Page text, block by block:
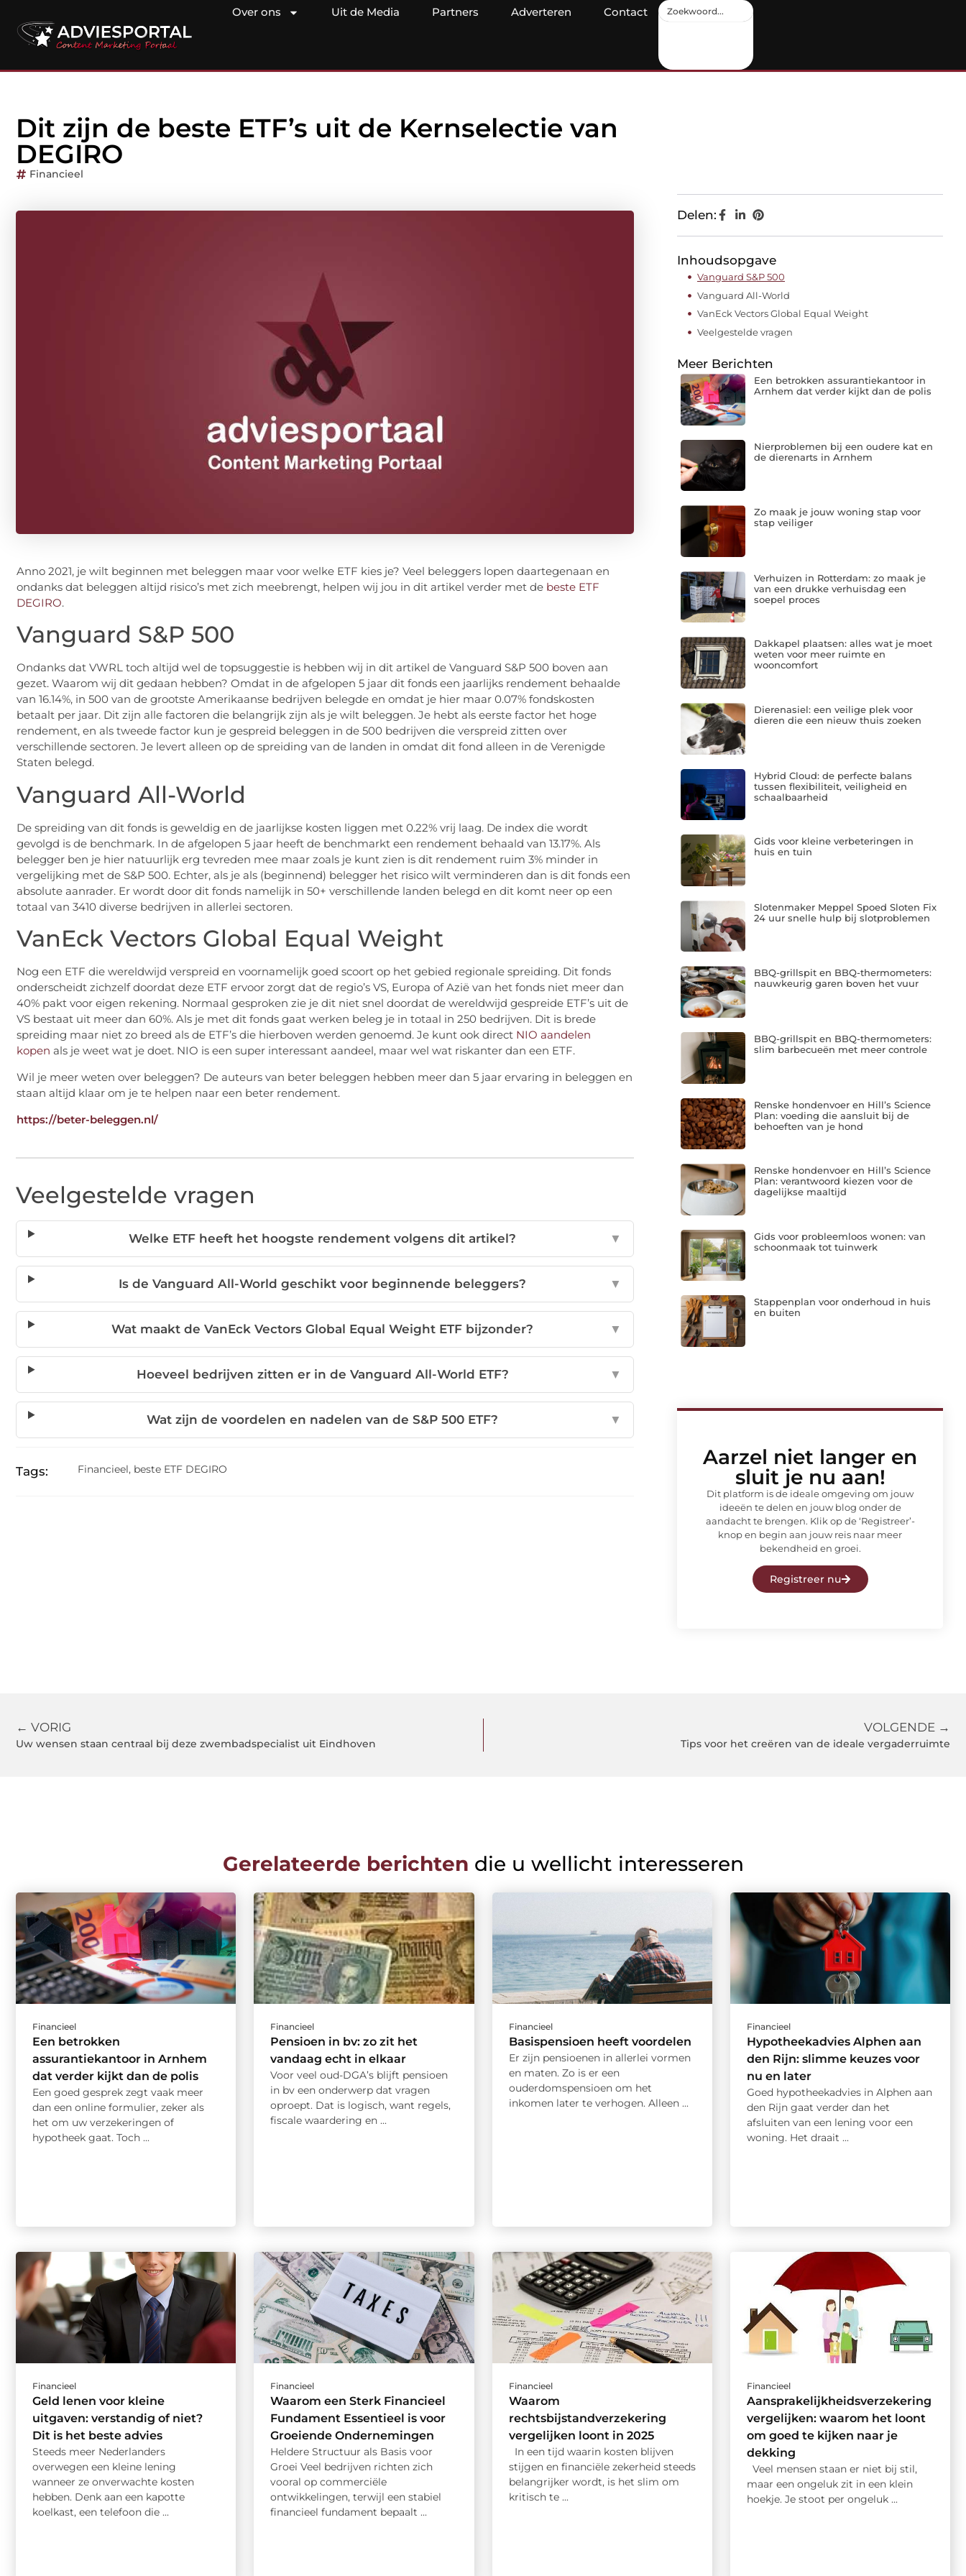
Over ons Uit de Media Partners Adverteren Contact
Dit zijn de beste ETF’s uit de Kernselectie van
DEGIRO
Financieel
Anno 2021, je wilt beginnen met beleggen maar voor welke ETF kies je? Veel beleggers lopen daartegenaan en
ondanks dat beleggen altijd risico’s met zich meebrengt, helpen wij jou in dit artikel verder met de beste ETF
DEGIRO.
Vanguard S&P 500
Ondanks dat VWRL toch altijd wel de topsuggestie is hebben wij in dit artikel de Vanguard S&P 500 boven aan
gezet. Waarom wij dit gedaan hebben? Omdat in de afgelopen 5 jaar dit fonds een jaarlijks rendement behaalde
van 16.14%, in 500 van de grootste Amerikaanse bedrijven belegde en omdat je hier maar 0.07% fondskosten
betaalt per jaar. Dit zijn alle factoren die belangrijk zijn als je wilt beleggen. Je hebt als eerste factor het hoge
rendement, en als tweede factor kun je gespreid beleggen in de 500 bedrijven die verspreid zitten over
verschillende sectoren. Je levert alleen op de spreiding van de landen in omdat dit fond alleen in de Verenigde
Staten belegd.
Vanguard All-World
De spreiding van dit fonds is geweldig en de jaarlijkse kosten liggen met 0.22% vrij laag. De index die wordt
gevolgd is de benchmark. In de afgelopen 5 jaar heeft de benchmarkt een rendement behaald van 13.17%. Als
belegger ben je hier natuurlijk erg tevreden mee maar zoals je kunt zien is dit rendement ruim 3% minder in
vergelijking met de S&P 500. Echter, als je als (beginnend) belegger het risico wilt verminderen dan is dit fonds een
absolute aanrader. Er wordt door dit fonds namelijk in 50+ verschillende landen belegd en dit komt neer op een
totaal van 3410 diverse bedrijven in allerlei sectoren.
VanEck Vectors Global Equal Weight
Nog een ETF die wereldwijd verspreid en voornamelijk goed scoort op het gebied regionale spreiding. Dit fonds
onderscheidt zichzelf doordat deze ETF ervoor zorgt dat de regio’s VS, Europa of Azië van het fonds niet meer dan
40% pakt voor eigen rekening. Normaal gesproken zie je dit niet snel doordat de wereldwijd gespreide ETF’s uit de
VS bestaat uit meer dan 60%. Als je met dit fonds gaat werken beleg je in totaal in 250 bedrijven. Dit is brede
spreiding maar niet zo breed als de ETF’s die hierboven werden genoemd. Je kunt ook direct NIO aandelen
kopen als je weet wat je doet. NIO is een super interessant aandeel, maar wel wat riskanter dan een ETF.
Wil je meer weten over beleggen? De auteurs van beter beleggen hebben meer dan 5 jaar ervaring in beleggen en
staan altijd klaar om je te helpen naar een beter rendement.
https://beter-beleggen.nl/
Veelgestelde vragen
Welke ETF heeft het hoogste rendement volgens dit artikel? ▼
Is de Vanguard All-World geschikt voor beginnende beleggers? ▼
Wat maakt de VanEck Vectors Global Equal Weight ETF bijzonder? ▼
Hoeveel bedrijven zitten er in de Vanguard All-World ETF? ▼
Wat zijn de voordelen en nadelen van de S&P 500 ETF? ▼
Tags: Financieel, beste ETF DEGIRO
Delen:
Inhoudsopgave
Vanguard S&P 500
Vanguard All-World
VanEck Vectors Global Equal Weight
Veelgestelde vragen
Meer Berichten
Een betrokken assurantiekantoor in
Arnhem dat verder kijkt dan de polis
Nierproblemen bij een oudere kat en
de dierenarts in Arnhem
Zo maak je jouw woning stap voor
stap veiliger
Verhuizen in Rotterdam: zo maak je
van een drukke verhuisdag een
soepel proces
Dakkapel plaatsen: alles wat je moet
weten voor meer ruimte en
wooncomfort
Dierenasiel: een veilige plek voor
dieren die een nieuw thuis zoeken
Hybrid Cloud: de perfecte balans
tussen flexibiliteit, veiligheid en
schaalbaarheid
Gids voor kleine verbeteringen in
huis en tuin
Slotenmaker Meppel Spoed Sloten Fix
24 uur snelle hulp bij slotproblemen
BBQ-grillspit en BBQ-thermometers:
nauwkeurig garen boven het vuur
BBQ-grillspit en BBQ-thermometers:
slim barbecueën met meer controle
Renske hondenvoer en Hill’s Science
Plan: voeding die aansluit bij de
behoeften van je hond
Renske hondenvoer en Hill’s Science
Plan: verantwoord kiezen voor de
dagelijkse maaltijd
Gids voor probleemloos wonen: van
schoonmaak tot tuinwerk
Stappenplan voor onderhoud in huis
en buiten
Aarzel niet langer en
sluit je nu aan!
Dit platform is de ideale omgeving om jouw
ideeën te delen en jouw blog onder de
aandacht te brengen. Klik op de ‘Registreer’-
knop en begin aan jouw reis naar meer
bekendheid en groei.
Registreer nu
← VORIG
Uw wensen staan centraal bij deze zwembadspecialist uit Eindhoven
VOLGENDE →
Tips voor het creëren van de ideale vergaderruimte
Gerelateerde berichten die u wellicht interesseren
Financieel
Een betrokken
assurantiekantoor in Arnhem
dat verder kijkt dan de polis
Een goed gesprek zegt vaak meer
dan een online formulier, zeker als
het om uw verzekeringen of
hypotheek gaat. Toch ...
Financieel
Pensioen in bv: zo zit het
vandaag echt in elkaar
Voor veel oud-DGA’s blijft pensioen
in bv een onderwerp dat vragen
oproept. Dat is logisch, want regels,
fiscale waardering en ...
Financieel
Basispensioen heeft voordelen
Er zijn pensioenen in allerlei vormen
en maten. Zo is er een
ouderdomspensioen om het
inkomen later te verhogen. Alleen ...
Financieel
Hypotheekadvies Alphen aan
den Rijn: slimme keuzes voor
nu en later
Goed hypotheekadvies in Alphen aan
den Rijn gaat verder dan het
afsluiten van een lening voor een
woning. Het draait ...
Financieel
Geld lenen voor kleine
uitgaven: verstandig of niet?
Dit is het beste advies
Steeds meer Nederlanders
overwegen een kleine lening
wanneer ze onverwachte kosten
hebben. Denk aan een kapotte
koelkast, een telefoon die ...
Financieel
Waarom een Sterk Financieel
Fundament Essentieel is voor
Groeiende Ondernemingen
Heldere Structuur als Basis voor
Groei Veel bedrijven richten zich
vooral op commerciële
ontwikkelingen, terwijl een stabiel
financieel fundament bepaalt ...
Financieel
Waarom
rechtsbijstandverzekering
vergelijken loont in 2025
In een tijd waarin kosten blijven
stijgen en financiële zekerheid steeds
belangrijker wordt, is het slim om
kritisch te ...
Financieel
Aansprakelijkheidsverzekering
vergelijken: waarom het loont
om goed te kijken naar je
dekking
Veel mensen staan er niet bij stil,
maar een ongeluk zit in een klein
hoekje. Je stoot per ongeluk ...